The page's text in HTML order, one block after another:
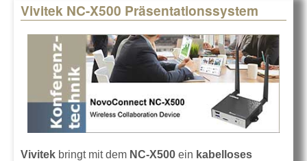
Vivitek NC-X500 Präsentationssystem
Vivitek bringt mit dem NC-X500 ein kabelloses